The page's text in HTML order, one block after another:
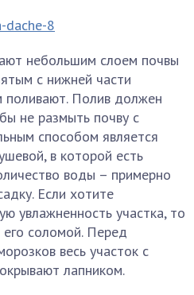
небольшим слоем почвы
с нижней части
поливают. Полив должен
не размыть почву с
способом является
в которой есть
воды – примерно
Если хотите
увлажненность участка, то
соломой. Перед
весь участок с
лапником.